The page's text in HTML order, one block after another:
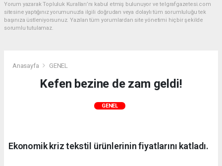
Yorum yazarak Topluluk Kuralları’nı kabul etmiş bulunuyor ve telgrafgazetesi.com
sitesine yaptığınız yorumunuzla ilgili doğrudan veya dolaylı tüm sorumluluğu tek
başınıza üstleniyorsunuz. Yazılan tüm yorumlardan site yönetimi hiçbir şekilde
sorumlu tutulamaz.
Anasayfa GENEL
Kefen bezine de zam geldi!
GENEL
Ekonomik kriz tekstil ürünlerinin fiyatlarını katladı.